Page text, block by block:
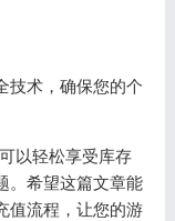
技术，确保您的个
以轻松享受库存
。希望这篇文章能
值流程，让您的游